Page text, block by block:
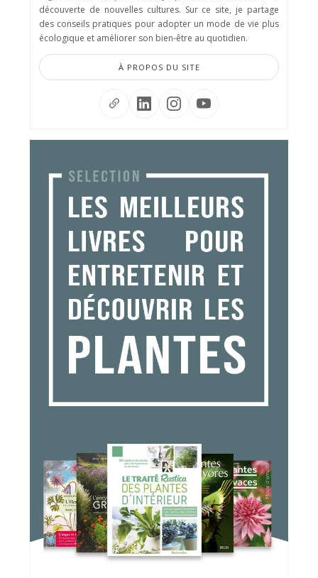
découverte de nouvelles cultures. Sur ce site, je partage
des conseils pratiques pour adopter un mode de vie plus
écologique et améliorer son bien-être au quotidien.
À PROPOS DU SITE